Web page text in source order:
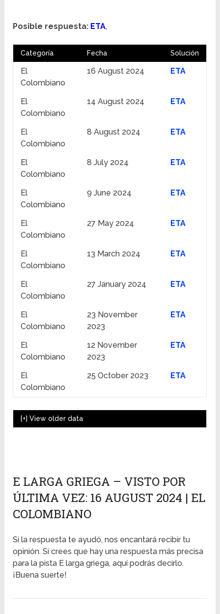
Posible respuesta: ETA,
Categoría Fecha Solución
El
Colombiano
16 August 2024 ETA
El
Colombiano
14 August 2024 ETA
El
Colombiano
8 August 2024 ETA
El
Colombiano
8 July 2024 ETA
El
Colombiano
9 June 2024 ETA
El
Colombiano
27 May 2024 ETA
El
Colombiano
13 March 2024 ETA
El
Colombiano
27 January 2024 ETA
El
Colombiano
23 November
2023
ETA
El
Colombiano
12 November
2023
ETA
El
Colombiano
25 October 2023 ETA
[+]View older data
E LARGA GRIEGA – VISTO POR
ÚLTIMA VEZ: 16 AUGUST 2024 | EL
COLOMBIANO
Si la respuesta te ayudó, nos encantará recibir tu
opinión. Si crees que hay una respuesta más precisa
para la pista E larga griega, aquí podrás decirlo.
¡Buena suerte!